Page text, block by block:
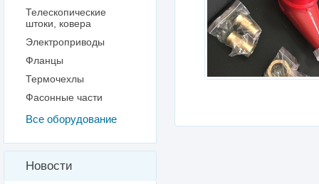
Телескопические
штоки, ковера
Электроприводы
Фланцы
Термочехлы
Фасонные части
Все оборудование
Новости